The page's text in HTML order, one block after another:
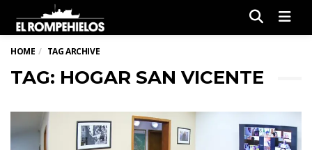
HOME TAG ARCHIVE
TAG: HOGAR SAN VICENTE